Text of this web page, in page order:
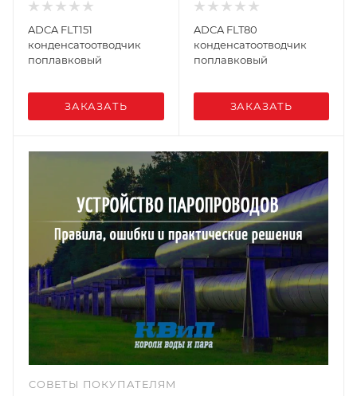
ADCA FLT151
конденсатоотводчик
поплавковый
ЗАКАЗАТЬ
ADCA FLT80
конденсатоотводчик
поплавковый
ЗАКАЗАТЬ
СОВЕТЫ ПОКУПАТЕЛЯМ